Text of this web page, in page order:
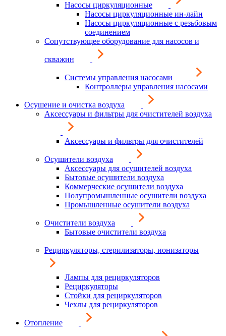
Насосы циркуляционные
Насосы циркуляционные ин-лайн
Насосы циркуляционные с резьбовым
соединением
Сопутствующее оборудование для насосов и
скважин
Системы управления насосами
Контроллеры управления насосами
Осушение и очистка воздуха
Аксессуары и фильтры для очистителей воздуха
Аксессуары и фильтры для очистителей
Осушители воздуха
Аксессуары для осушителей воздуха
Бытовые осушители воздуха
Коммерческие осушители воздуха
Полупромышленные осушители воздуха
Промышленные осушители воздуха
Очистители воздуха
Бытовые очистители воздуха
Рециркуляторы, стерилизаторы, ионизаторы
Лампы для рециркуляторов
Рециркуляторы
Стойки для рециркуляторов
Чехлы для рециркуляторов
Отопление